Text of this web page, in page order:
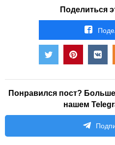
Поделиться
Понравился пост?
нашем